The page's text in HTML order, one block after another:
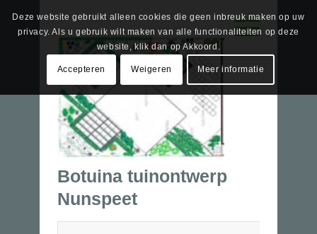
Botuina tuinontwerp
Nunspeet
Deze website gebruikt alleen cookies die geen inbreuk maken op uw
privacy. Als u gebruik wilt maken van alle functionaliteiten op deze
website, klik dan op Akkoord.
Accepteren Weigeren Meer informatie